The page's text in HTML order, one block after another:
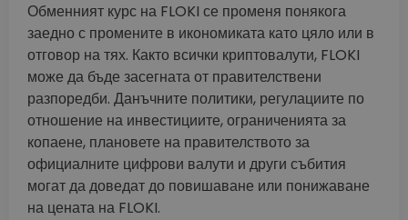
Обменният курс на FLOKI се променя понякога
заедно с промените в икономиката като цяло или в
отговор на тях. Както всички криптовалути, FLOKI
може да бъде засегната от правителствени
разпоредби. Данъчните политики, регулациите по
отношение на инвестициите, ограниченията за
копаене, плановете на правителството за
официалните цифрови валути и други събития
могат да доведат до повишаване или понижаване
на цената на FLOKI.